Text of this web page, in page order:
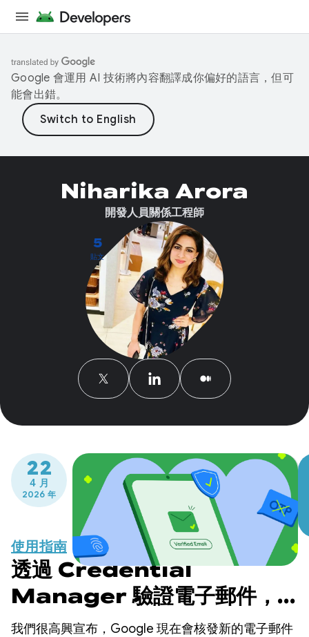
Google 會運用 AI 技術將內容翻譯成你偏好的語言，但可
能會出錯。
5
貼文
Niharika Arora
開發人員關係工程師
22
4 月
2026 年
使用指南
透過 Credential
Manager 驗證電子郵件，簡
化使用者歷程
我們很高興宣布，Google 現在會核發新的電子郵件